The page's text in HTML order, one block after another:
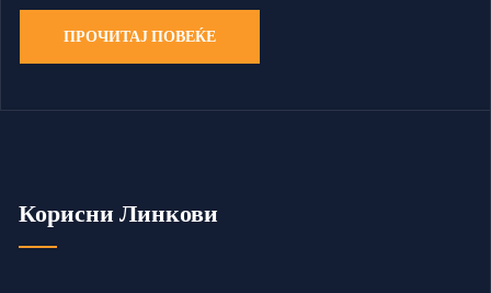
ПРОЧИТАЈ ПОВЕЌЕ
Корисни Линкови